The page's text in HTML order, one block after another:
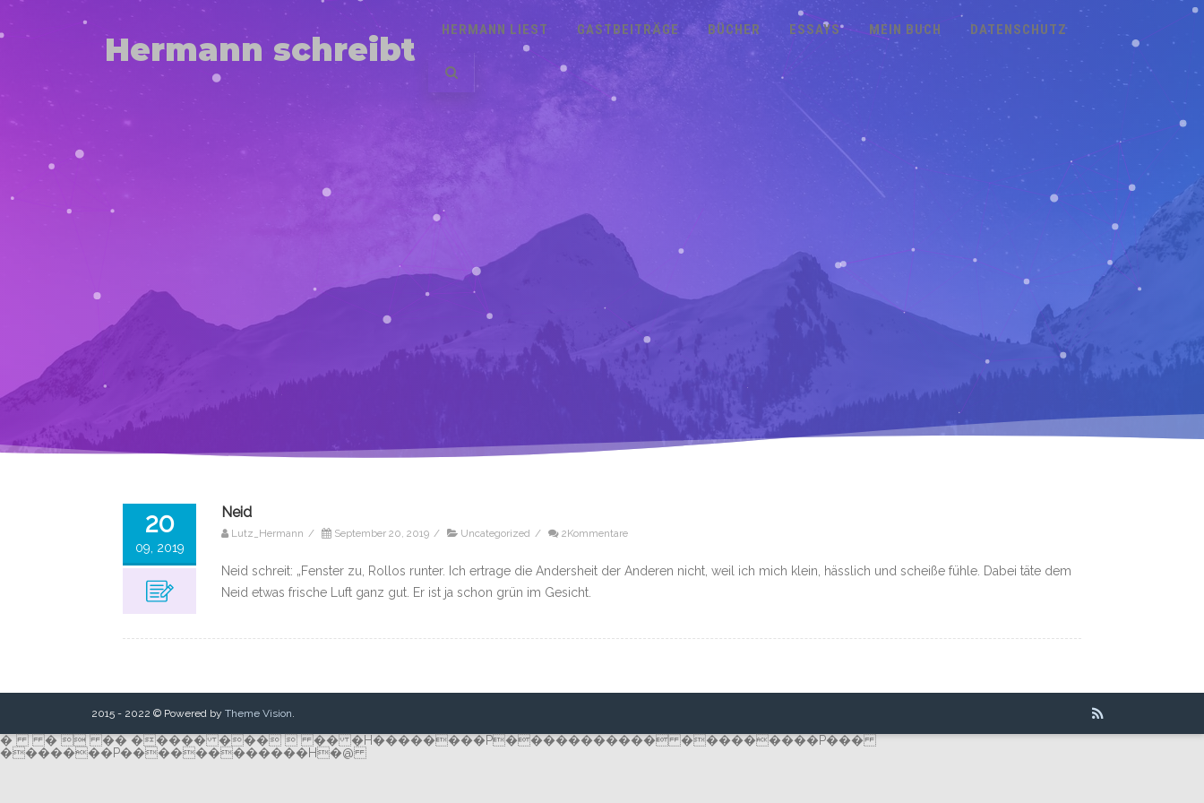
Hermann schreibt
HERMANN LIEST GASTBEITRÄGE BÜCHER ESSAYS MEIN BUCH DATENSCHUTZ
20
09, 2019
Neid
Lutz_Hermann / September 20, 2019 / Uncategorized / 2Kommentare
Neid schreit: „Fenster zu, Rollos runter. Ich ertrage die Andersheit der Anderen nicht, weil ich mich klein, hässlich und scheiße fühle. Dabei täte dem
Neid etwas frische Luft ganz gut. Er ist ja schon grün im Gesicht.
2015 - 2022 © Powered by Theme Vision.
� �  �� ����� ���  �� �H��������P����������� ���������P���
�������P������������H�@